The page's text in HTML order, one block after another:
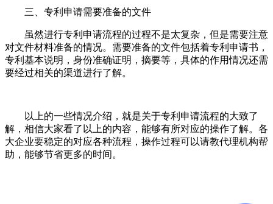
三、专利申请需要准备的文件
虽然进行专利申请流程的过程不是太复杂，但是需要注意
对文件材料准备的情况。需要准备的文件包括着专利申请书，
专利基本说明，身份准确证明，摘要等，具体的作用情况还需
要经过相关的渠道进行了解。
以上的一些情况介绍，就是关于专利申请流程的大致了
解，相信大家看了以上的内容，能够有所对应的操作了解。各
大企业要稳定的对应各种流程，操作过程可以请教代理机构帮
助，能够节省更多的时间。